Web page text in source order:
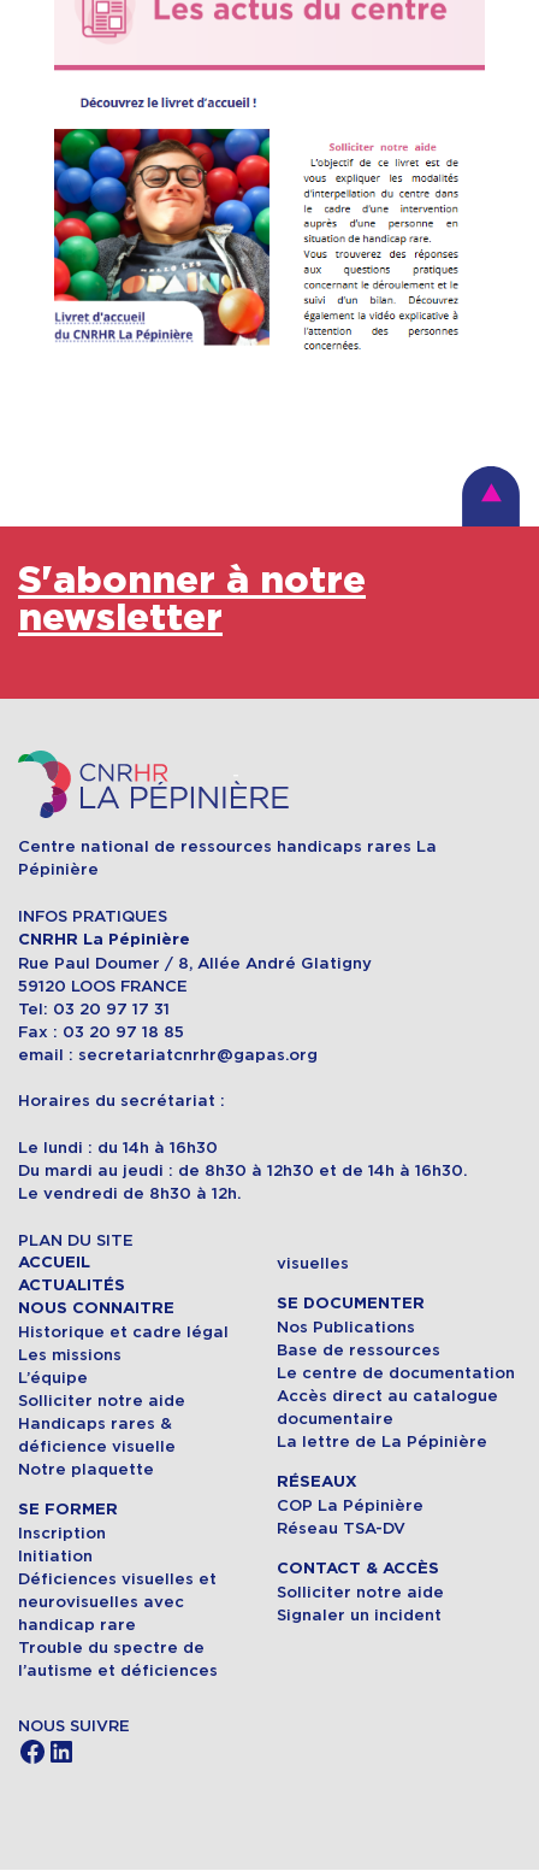
S'abonner à notre
newsletter
Centre national de ressources handicaps rares La
Pépinière
INFOS PRATIQUES
CNRHR La Pépinière
Rue Paul Doumer / 8, Allée André Glatigny
59120 LOOS FRANCE
Tel: 03 20 97 17 31
Fax : 03 20 97 18 85
email : secretariatcnrhr@gapas.org
Horaires du secrétariat :
Le lundi : du 14h à 16h30
Du mardi au jeudi : de 8h30 à 12h30 et de 14h à 16h30.
Le vendredi de 8h30 à 12h.
PLAN DU SITE
ACCUEIL
ACTUALITÉS
NOUS CONNAITRE
Historique et cadre légal
Les missions
L’équipe
Solliciter notre aide
Handicaps rares &
déficience visuelle
Notre plaquette
SE FORMER
Inscription
Initiation
Déficiences visuelles et
neurovisuelles avec
handicap rare
Trouble du spectre de
l’autisme et déficiences
visuelles
SE DOCUMENTER
Nos Publications
Base de ressources
Le centre de documentation
Accès direct au catalogue
documentaire
La lettre de La Pépinière
RÉSEAUX
COP La Pépinière
Réseau TSA-DV
CONTACT & ACCÈS
Solliciter notre aide
Signaler un incident
NOUS SUIVRE
Facebook LinkedIn